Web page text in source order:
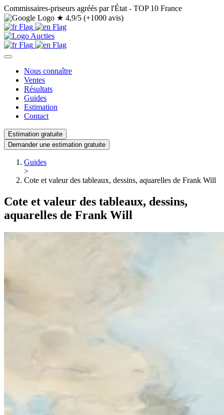
Commissaires-priseurs agréés par l'État - TOP 10 France
★ 4,9/5 (+1000 avis)
Nous connaître
Ventes
Résultats
Guides
Estimation
Contact
Estimation gratuite
Demander une estimation gratuite
Guides
>
Cote et valeur des tableaux, dessins, aquarelles de Frank Will
Cote et valeur des tableaux, dessins,
aquarelles de Frank Will